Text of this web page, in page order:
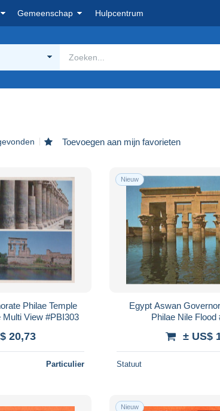
Gemeenschap Hulpcentrum
Toevoegen aan mijn favorieten
Philae Temple
View #PBI303
20,73
Particulier
Nieuw
Egypt Aswan
Philae Nile Flood
± US$
Statuut
Nieuw